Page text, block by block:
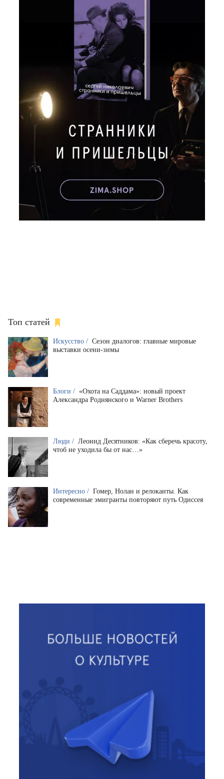
Топ статей
Искусство / Сезон диалогов: главные мировые
выставки осени-зимы
Блоги / «Охота на Саддама»: новый проект
Александра Роднянского и Warner Brothers
Люди / Леонид Десятников: «Как сберечь красоту,
чтоб не уходила бы от нас…»
Интересно / Гомер, Нолан и релоканты. Как
современные эмигранты повторяют путь Одиссея